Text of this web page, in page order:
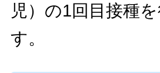
児）の1回目接種
す。